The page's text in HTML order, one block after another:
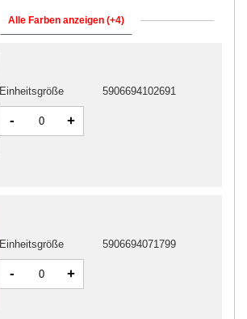
Alle Farben anzeigen (+4)
Einheitsgröße 5906694071799
- +
Einheitsgröße 5906694102691
- +